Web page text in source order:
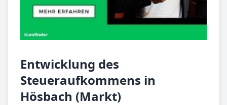
Entwicklung des
Steueraufkommens in
Hösbach (Markt)